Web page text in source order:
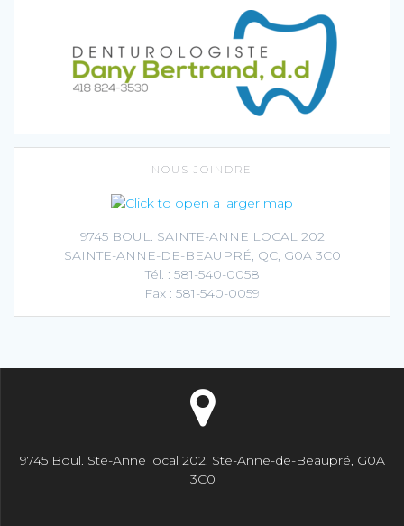
NOUS JOINDRE
9745 BOUL. SAINTE-ANNE LOCAL 202
SAINTE-ANNE-DE-BEAUPRÉ, QC, G0A 3C0
Tél. : 581-540-0058
Fax : 581-540-0059
9745 Boul. Ste-Anne local 202, Ste-Anne-de-Beaupré, G0A
3C0